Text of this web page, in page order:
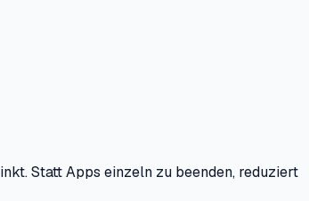
Statt Apps einzeln zu beenden, reduziert